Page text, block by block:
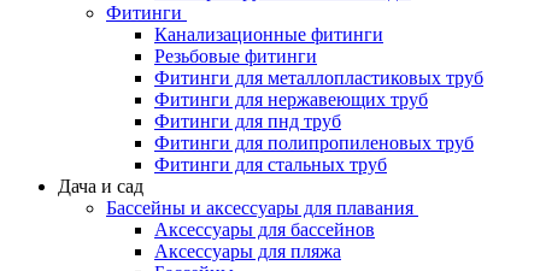
Фитинги
Канализационные фитинги
Резьбовые фитинги
Фитинги для металлопластиковых труб
Фитинги для нержавеющих труб
Фитинги для пнд труб
Фитинги для полипропиленовых труб
Фитинги для стальных труб
Дача и сад
Бассейны и аксессуары для плавания
Аксессуары для бассейнов
Аксессуары для пляжа